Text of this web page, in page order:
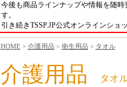
今後も商品ラインナップや情報を随
す。
引き続きTSSP.JP公式オンラインショ
HOME > 介護用品> 衛生用品> タオル
介護用品 タオ